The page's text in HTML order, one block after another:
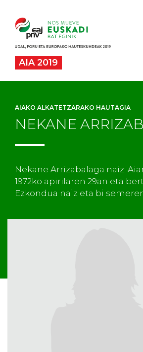
AIA 2019
AIAKO ALKATETZARAKO HAUTAGIA
NEKANE
Nekane Arrizabalaga naiz.
1972ko apirilaren 29an eta
Ezkondua naiz eta bi